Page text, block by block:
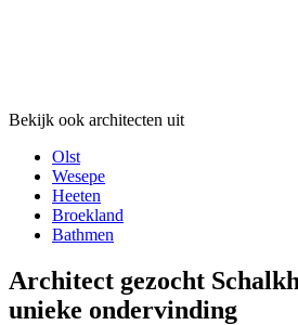
Bekijk ook architecten uit
Olst
Wesepe
Heeten
Broekland
Bathmen
Architect gezocht
unieke ondervinding